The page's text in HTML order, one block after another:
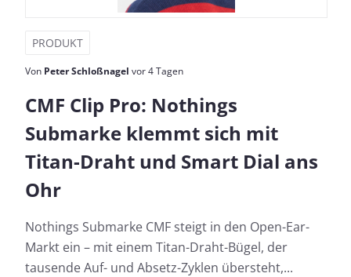
PRODUKT
Von Peter Schloßnagel vor 4 Tagen
CMF Clip Pro: Nothings
Submarke klemmt sich mit
Titan-Draht und Smart Dial ans
Ohr
Nothings Submarke CMF steigt in den Open-Ear-
Markt ein – mit einem Titan-Draht-Bügel, der
tausende Auf- und Absetz-Zyklen übersteht,...